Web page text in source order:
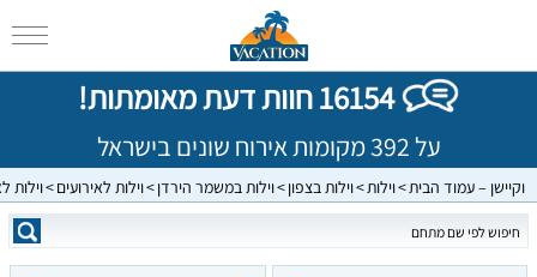
16154 חוות דעת מאומתות!
על 392 מקומות אירוח שונים בישראל
וקיישן – עמוד הבית וילות וילות בצפון וילות במשמר הירדן וילות לאירועים וילות